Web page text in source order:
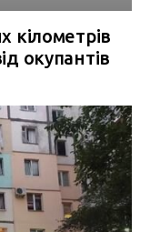
кілометрів
окупантів